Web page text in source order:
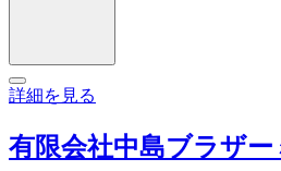
詳細を見る
有限会社中島ブラザ